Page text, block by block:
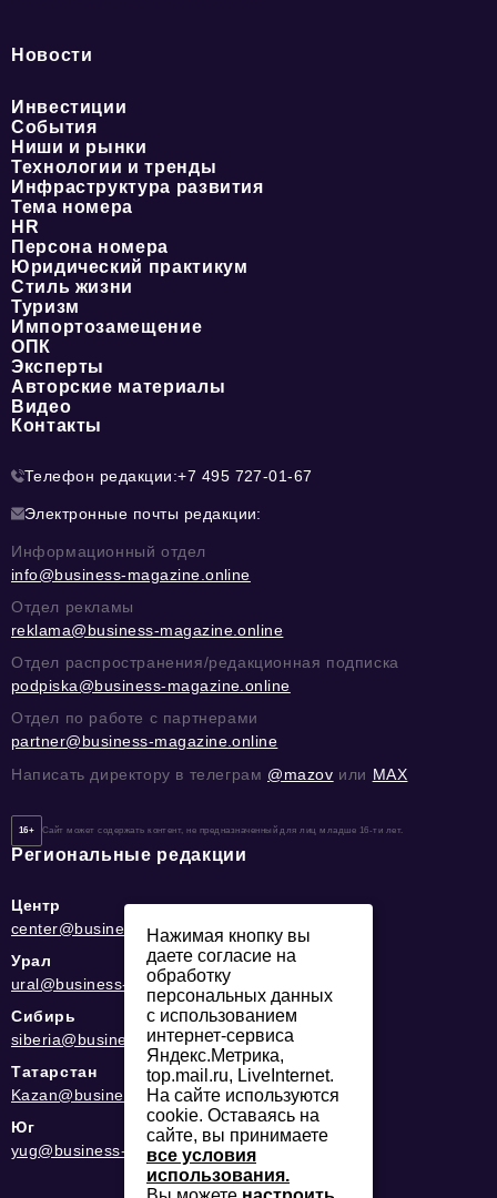
Новости
Инвестиции
События
Ниши и рынки
Технологии и тренды
Инфраструктура развития
Тема номера
HR
Персона номера
Юридический практикум
Стиль жизни
Туризм
Импортозамещение
ОПК
Эксперты
Авторские материалы
Видео
Контакты
Телефон редакции:+7 495 727-01-67
Электронные почты редакции:
Информационный отдел
info@business-magazine.online
Отдел рекламы
reklama@business-magazine.online
Отдел распространения/редакционная подписка
podpiska@business-magazine.online
Отдел по работе с партнерами
partner@business-magazine.online
Написать директору в телеграм @mazov или MAX
16+ Сайт может содержать контент, не предназначенный для лиц младше 16-ти лет.
Региональные редакции
Центр
center@business-magazine.online
Урал
ural@business-magazine.online
Сибирь
siberia@business-magazine.online
Татарстан
Kazan@business-magazine.online
Юг
yug@business-magazine.online
Нажимая кнопку вы
даете согласие на
обработку
персональных данных
с использованием
интернет-сервиса
Яндекс.Метрика,
top.mail.ru, LiveInternet.
На сайте используются
cookie. Оставаясь на
сайте, вы принимаете
все условия
использования.